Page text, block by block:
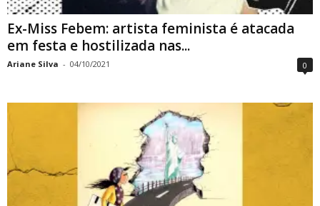
Ex-Miss Febem: artista feminista é atacada
em festa e hostilizada nas...
Ariane Silva - 04/10/2021 0